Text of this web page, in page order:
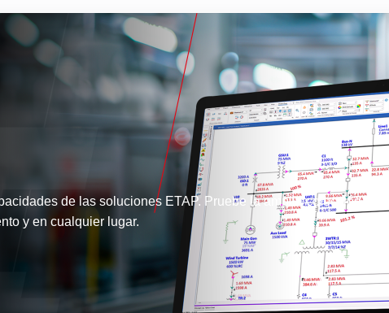
de las soluciones ETAP. Pruebe la amplia colección de
y en cualquier lugar.